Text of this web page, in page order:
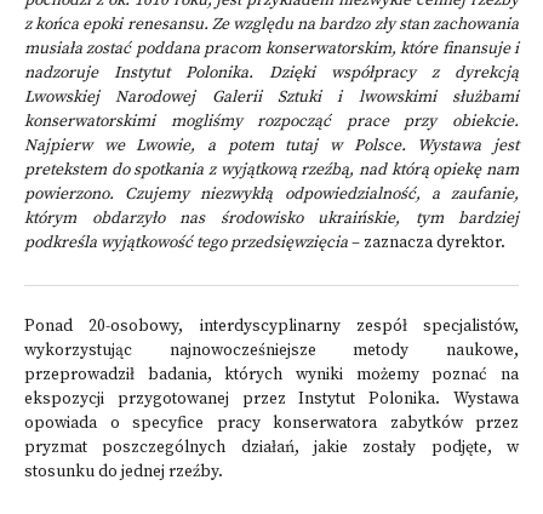
z końca epoki renesansu. Ze względu na bardzo zły stan zachowania
musiała zostać poddana pracom konserwatorskim, które finansuje i
nadzoruje Instytut Polonika. Dzięki współpracy z dyrekcją
Lwowskiej Narodowej Galerii Sztuki i lwowskimi służbami
konserwatorskimi mogliśmy rozpocząć prace przy obiekcie.
Najpierw we Lwowie, a potem tutaj w Polsce. Wystawa jest
pretekstem do spotkania z wyjątkową rzeźbą, nad którą opiekę nam
powierzono. Czujemy niezwykłą odpowiedzialność, a zaufanie,
którym obdarzyło nas środowisko ukraińskie, tym bardziej
podkreśla wyjątkowość tego przedsięwzięcia– zaznacza dyrektor.
Ponad 20-osobowy, interdyscyplinarny zespół specjalistów,
wykorzystując najnowocześniejsze metody naukowe,
przeprowadził badania, których wyniki możemy poznać na
ekspozycji przygotowanej przez Instytut Polonika. Wystawa
opowiada o specyfice pracy konserwatora zabytków przez
pryzmat poszczególnych działań, jakie zostały podjęte, w
stosunku do jednej rzeźby.